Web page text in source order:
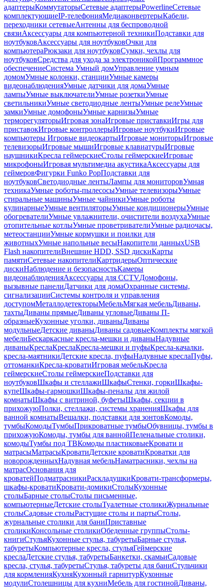
адаптерыКоммутаторыСетевые адаптерыPowerlineСетевые
комплектующиеIP-телефонияМедиаконвертерыКабели,
переходники сетевыеАнтенны для беспроводной
связиАксессуары для компьютерной техникиПодставки для
ноутбуковАксессуары для ноутбуковОчки для
компьютераРюкзаки для ноутбуковСумки, чехлы для
ноутбуковСредства для ухода за электроникойПрограммное
обеспечениеСистема Умный домУправление умным
домомУмные колонки, станцииУмные камеры
видеонаблюденияУмные датчики для домаУмные
лампыУмные выключателиУмные розеткиУмные
светильникиУмные светодиодные лентыУмные релеУмные
замкиУмные домофоныУмные карнизыУмные
терморегуляторыИгровая зонаИгровые приставкиИгры для
приставокИгровые контроллерыИгровые ноутбукиИгровые
компьютеры Игровые видеокартыИгровые мониторыИгровые
телевизорыИгровые мышиИгровые клавиатурыИгровые
наушникиКресла геймерскиеСтолы геймерскиеИгровые
микрофоныИгровая мультимедиа акустикаАксессуары для
геймеровФигурки Funko PopПодставки для
ноутбуковСветодиодные лентыЛампы для мониторовУмная
техникаУмные роботы-пылесосыУмные телевизорыУмные
стиральные машиныУмные чайникиУмные роботы
кулинарныеУмные вентиляторыУмные кондиционерыУмные
обогревателиУмные увлажнители, очистители воздухаУмные
отопительные котлыУмные проветривателиУмные радиочасы,
метеостанцииУмные кормушки и поилки для
животныхУмные напольные весыНакопители данныхUSB
Flash накопителиВнешние HDD, SSD дискиКарты
памятиСетевые накопителиКартридерыОптические
дискиНаблюдение и безопасностьКамеры
видеонаблюденияАксессуары для CCTVДомофоны,
вызывные панелиДатчики для домаОхранные системы,
сигнализацииСистемы контроля и управления
доступомМеталлодетекторыМебельМягкая мебельДиваны,
тахтыДиваны прямыеДиваны угловыеДиваны П-
образныеКухонные уголки, диваныДиваны
модульныеДетские диваныДиваны садовыеКомплекты мягкой
мебелиБескаркасные кресла-мешки и диваныНадувные
диваныКреслаКреслаКресла-мешки и пуфыКресла-качалки,
кресла-маятникиДетские кресла, пуфыНадувные креслаПуфы,
оттоманкиКресла-кроватиИгровая мебельКресла
геймерскиеСтолы геймерскиеПодставки для
ноутбуковШкафы и стеллажиШкафыСтенки, горкиШкафы-
купеШкафы-гармошкиШкафы-пеналы для жилой
комнатыШкафы с витриной, буфетыШкафы, секции в
прихожуюПолки, стеллажи, системы храненияШкафы для
ванной комнатыВешалки, подставки для зонтовКомоды,
тумбыКомодыТумбыПрикроватные тумбыОбувницы, тумбы в
прихожуюКомоды, тумбы для ваннойПеленальные столики,
комодыТумбы под ТВКомоды пластиковыеКровати и
матрасыМатрасыКроватиДетские кроватиКроватки для
новорожденныхНадувная мебельНаматрасники, чехлы на
матрасОснования для
кроватейПодматрасникиРаскладушкиКровати-трансформеры,
шкафы-кроватиКровати-домикиСтолыКухонные
столыБарные столыСтолы письменные,
компьютерныеДетские столыТуалетные столикиЖурнальные
столыСадовые столыРастущие столы и партыСтолы,
журнальные столики для баниПриставные
столикиКонсольные столикиОбеденные группыСтолы-
книгиСтульяКухонные стулья, табуретыБарные стулья,
табуретыКомпьютерные кресла, стульяГеймерские
креслаДетские стулья, табуретыБанкетки, скамьиСадовые
кресла, стулья, табуретыСтулья, табуреты для баниСтульчики
для кормленияКухняКухонный гарнитурКухонные
модулиСтолешницы для кухниМебель для гостинойДиваны,